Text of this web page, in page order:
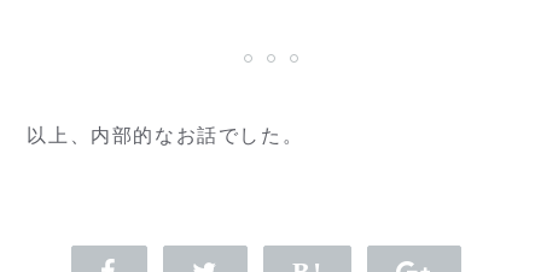
以上、内部的なお話でした。